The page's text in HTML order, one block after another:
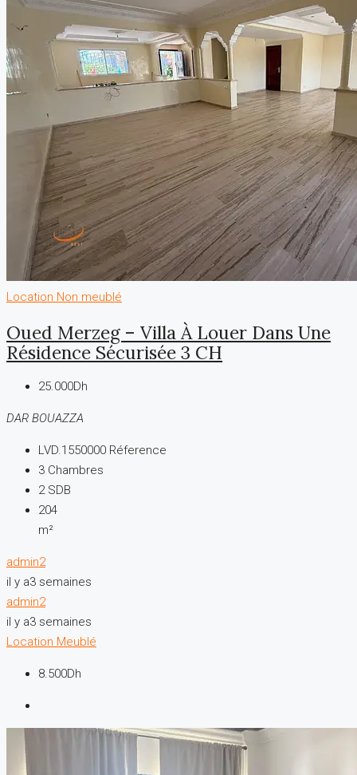
Location Non meublé
Oued Merzeg – Villa À Louer Dans Une
Résidence Sécurisée 3 CH
25.000Dh
DAR BOUAZZA
LVD.1550000 Réference
3 Chambres
2 SDB
204
m²
admin2
il y a3 semaines
admin2
il y a3 semaines
Location Meublé
8.500Dh